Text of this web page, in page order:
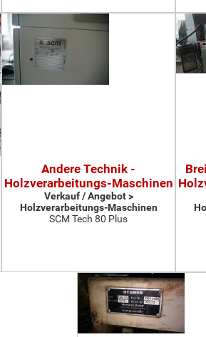
Andere Technik -
Holzverarbeitungs-Maschinen
Verkauf / Angebot >
Holzverarbeitungs-Maschinen
SCM Tech 80 Plus